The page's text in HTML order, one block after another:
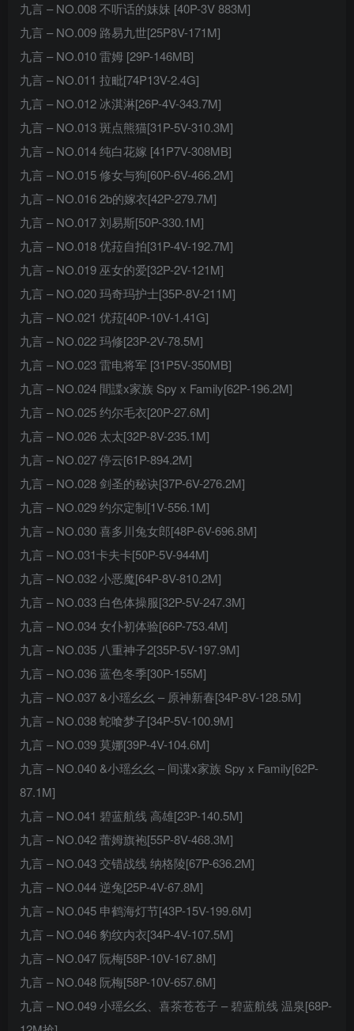
九言 – NO.008 不听话的妹妹 [40P-3V 883M]
九言 – NO.009 路易九世[25P8V-171M]
九言 – NO.010 雷姆 [29P-146MB]
九言 – NO.011 拉毗[74P13V-2.4G]
九言 – NO.012 冰淇淋[26P-4V-343.7M]
九言 – NO.013 斑点熊猫[31P-5V-310.3M]
九言 – NO.014 纯白花嫁 [41P7V-308MB]
九言 – NO.015 修女与狗[60P-6V-466.2M]
九言 – NO.016 2b的嫁衣[42P-279.7M]
九言 – NO.017 刘易斯[50P-330.1M]
九言 – NO.018 优菈自拍[31P-4V-192.7M]
九言 – NO.019 巫女的爱[32P-2V-121M]
九言 – NO.020 玛奇玛护士[35P-8V-211M]
九言 – NO.021 优菈[40P-10V-1.41G]
九言 – NO.022 玛修[23P-2V-78.5M]
九言 – NO.023 雷电将军 [31P5V-350MB]
九言 – NO.024 間諜x家族 Spy x Family[62P-196.2M]
九言 – NO.025 约尔毛衣[20P-27.6M]
九言 – NO.026 太太[32P-8V-235.1M]
九言 – NO.027 停云[61P-894.2M]
九言 – NO.028 剑圣的秘诀[37P-6V-276.2M]
九言 – NO.029 约尔定制[1V-556.1M]
九言 – NO.030 喜多川兔女郎[48P-6V-696.8M]
九言 – NO.031卡夫卡[50P-5V-944M]
九言 – NO.032 小恶魔[64P-8V-810.2M]
九言 – NO.033 白色体操服[32P-5V-247.3M]
九言 – NO.034 女仆初体验[66P-753.4M]
九言 – NO.035 八重神子2[35P-5V-197.9M]
九言 – NO.036 蓝色冬季[30P-155M]
九言 – NO.037 &小瑶幺幺 – 原神新春[34P-8V-128.5M]
九言 – NO.038 蛇喰梦子[34P-5V-100.9M]
九言 – NO.039 莫娜[39P-4V-104.6M]
九言 – NO.040 &小瑶幺幺 – 间谍x家族 Spy x Family[62P-
87.1M]
九言 – NO.041 碧蓝航线 高雄[23P-140.5M]
九言 – NO.042 蕾姆旗袍[55P-8V-468.3M]
九言 – NO.043 交错战线 纳格陵[67P-636.2M]
九言 – NO.044 逆兔[25P-4V-67.8M]
九言 – NO.045 申鹤海灯节[43P-15V-199.6M]
九言 – NO.046 豹纹内衣[34P-4V-107.5M]
九言 – NO.047 阮梅[58P-10V-167.8M]
九言 – NO.048 阮梅[58P-10V-657.6M]
九言 – NO.049 小瑶幺幺、喜茶苍苍子 – 碧蓝航线 温泉[68P-